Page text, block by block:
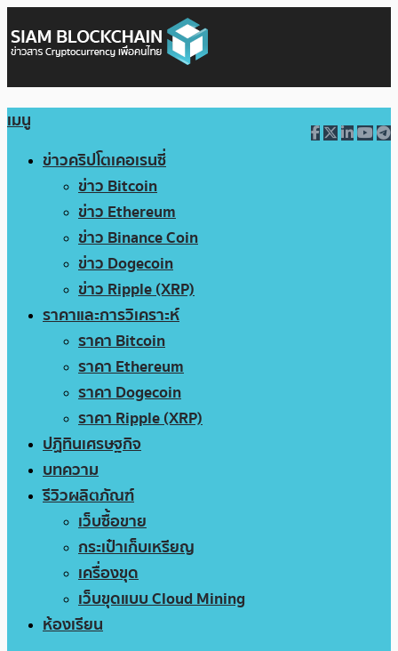
เมนู
ข่าวคริปโตเคอเรนซี่
ข่าว Bitcoin
ข่าว Ethereum
ข่าว Binance Coin
ข่าว Dogecoin
ข่าว Ripple (XRP)
ราคาและการวิเคราะห์
ราคา Bitcoin
ราคา Ethereum
ราคา Dogecoin
ราคา Ripple (XRP)
ปฏิทินเศรษฐกิจ
บทความ
รีวิวผลิตภัณฑ์
เว็บซื้อขาย
กระเป๋าเก็บเหรียญ
เครื่องขุด
เว็บขุดแบบ Cloud Mining
ห้องเรียน